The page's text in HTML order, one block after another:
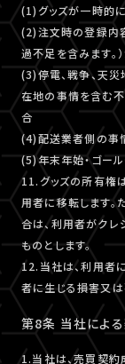
(1)グッズが一時的
(2)注文時の登録内
過不足を含みます。
(3)停電、戦争、天災
在地の事情を含む
合
(4)配送業者側の事
(5)年末年始・ゴー
11.グッズの所有権
用者に移転します。
合は、利用者がクレ
ものとします。
12.当社は、利用者
者に生じる損害又は
第8条 当社によ
1.当社は、売買契約